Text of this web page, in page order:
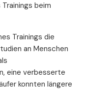
beim
Trainings die
an Menschen
eine verbesserte
konnten längere